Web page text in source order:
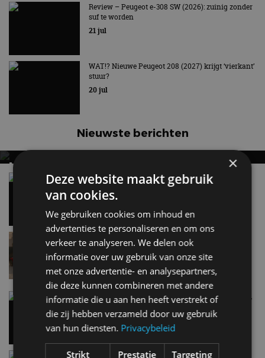
Gul en zuinig tegelijk!Review – Peugeot e-308 SW (2026): zuinig zonder
suf te worden
21 jul
WAT!? Nieuwe Peugeot 208 (2027) krijgt ‘vierkant’
stuur?
20 jul
Nieuwste berichten
MET KORTING NAAR EV EXPERIENCE 2026?
AUTORAI REGELT HET!
EV Experience 2026 van 24 tot 26 september
Vergelijking: BMW iX3 vs Volvo EX60 – Welke
28 mei
Lamborghini Revuelto eert 60 jaar Miura met
speciale editie
9:33
Carbon fibre op je laadkabel: nergens voor nodig,
en precies daarom geweldig
5 aug
Hennessey Blackbird krijgt atmosferische V8 en
×
Deze website maakt gebruik
van cookies.
We gebruiken cookies om inhoud en
advertenties te personaliseren en om ons
verkeer te analyseren. We delen ook
informatie over uw gebruik van onze site
met onze advertentie- en analysepartners,
die deze kunnen combineren met andere
informatie die u aan hen heeft verstrekt of
die zij hebben verzameld door uw gebruik
van hun diensten. Privacybeleid
Strikt
Prestatie Targeting